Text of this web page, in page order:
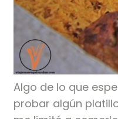
Algo de lo que
probar algún